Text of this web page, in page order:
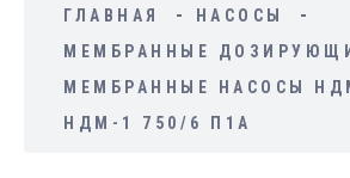
ГЛАВНАЯ
НАСОСЫ
МЕМБРАННЫЕ
МЕМБРАННЫЕ НАСОСЫ
НДМ-1 750/6 П1А